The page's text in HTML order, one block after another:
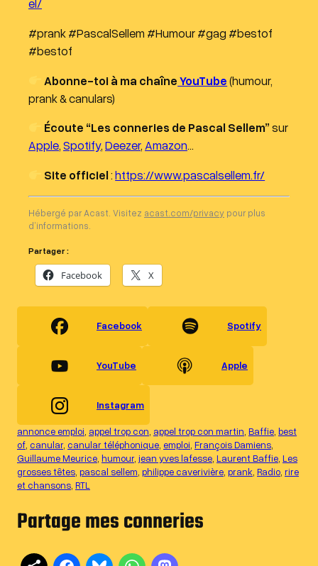
el/
#prank #PascalSellem #Humour #gag #bestof
#bestof
Abonne-toi à ma chaîneYouTube(humour,
prank & canulars)
Écoute “Les conneries de Pascal Sellem”sur
Apple,Spotify,Deezer,Amazon…
Site officiel:https://www.pascalsellem.fr/
Hébergé par Acast. Visitez acast.com/privacy pour plus
d’informations.
Partager :
Facebook X
Facebook Spotify
YouTube Apple
Instagram
annonce emploi appel trop con appel trop con martin Baffie best
of canular canular téléphonique emploi François Damiens
Guillaume Meurice humour jean yves lafesse Laurent Baffie Les
grosses têtes pascal sellem philippe caverivière prank Radio rire
et chansons RTL
Partage mes conneries